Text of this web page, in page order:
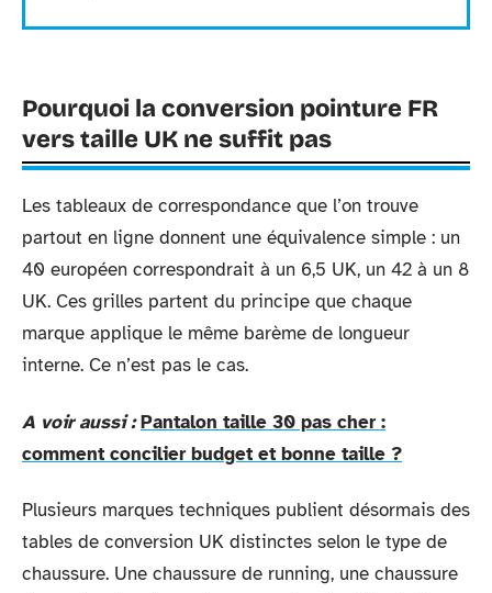
Pourquoi la conversion pointure FR
vers taille UK ne suffit pas
Les tableaux de correspondance que l’on trouve
partout en ligne donnent une équivalence simple : un
40 européen correspondrait à un 6,5 UK, un 42 à un 8
UK. Ces grilles partent du principe que chaque
marque applique le même barème de longueur
interne. Ce n’est pas le cas.
A voir aussi : Pantalon taille 30 pas cher :
comment concilier budget et bonne taille ?
Plusieurs marques techniques publient désormais des
tables de conversion UK distinctes selon le type de
chaussure. Une chaussure de running, une chaussure